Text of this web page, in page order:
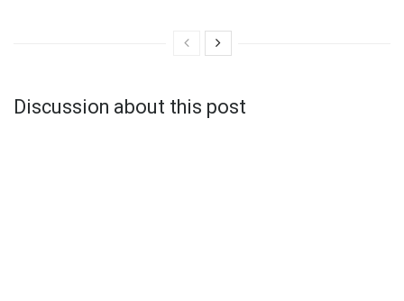
Discussion about this post